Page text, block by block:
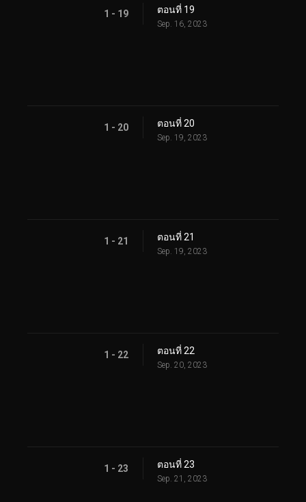
1 - 19 ตอนที่ 19
Sep. 16, 2023
1 - 20 ตอนที่ 20
Sep. 19, 2023
1 - 21 ตอนที่ 21
Sep. 19, 2023
1 - 22 ตอนที่ 22
Sep. 20, 2023
1 - 23 ตอนที่ 23
Sep. 21, 2023